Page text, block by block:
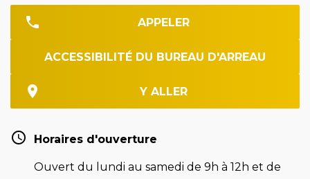
APPELER
ACCESSIBILITÉ DU BUREAU D'ARREAU
Y ALLER
Horaires d'ouverture
Ouvert du lundi au samedi de 9h à 12h et de